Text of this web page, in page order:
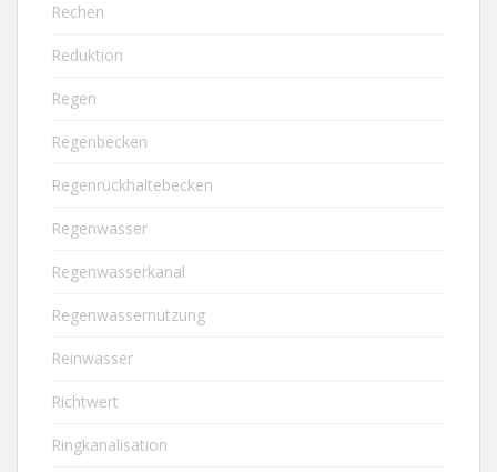
Rechen
Reduktion
Regen
Regenbecken
Regenrückhaltebecken
Regenwasser
Regenwasserkanal
Regenwassernutzung
Reinwasser
Richtwert
Ringkanalisation